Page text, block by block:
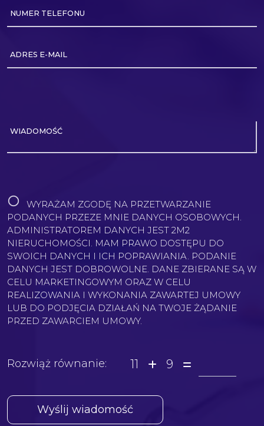
NUMER TELEFONU
ADRES E-MAIL
WIADOMOŚĆ
WYRAŻAM ZGODĘ NA PRZETWARZANIE
PODANYCH PRZEZE MNIE DANYCH OSOBOWYCH.
ADMINISTRATOREM DANYCH JEST 2M2
NIERUCHOMOŚCI. MAM PRAWO DOSTĘPU DO
SWOICH DANYCH I ICH POPRAWIANIA. PODANIE
DANYCH JEST DOBROWOLNE. DANE ZBIERANE SĄ W
CELU MARKETINGOWYM ORAZ W CELU
REALIZOWANIA I WYKONANIA ZAWARTEJ UMOWY
LUB DO PODJĘCIA DZIAŁAŃ NA TWOJE ŻĄDANIE
PRZED ZAWARCIEM UMOWY.
Rozwiąż równanie: 11 9